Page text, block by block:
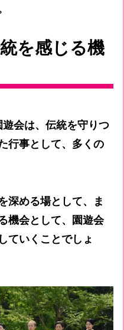
を感じる機
会は、伝統を守りつ
行事として、多くの
深める場として、ま
機会として、園遊会
ていくことでしょ